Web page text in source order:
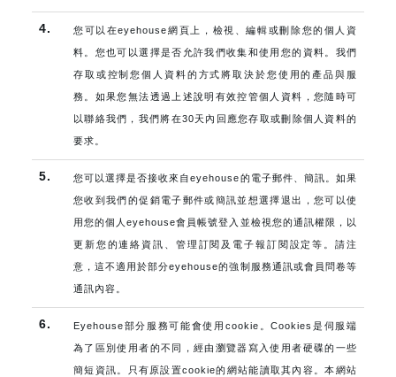
4. 您可以在eyehouse網頁上，檢視、編輯或刪除您的個人資
料。您也可以選擇是否允許我們收集和使用您的資料。我們
存取或控制您個人資料的方式將取決於您使用的產品與服
務。如果您無法透過上述說明有效控管個人資料，您隨時可
以聯絡我們，我們將在30天內回應您存取或刪除個人資料的
要求。
5. 您可以選擇是否接收來自eyehouse的電子郵件、簡訊。如果
您收到我們的促銷電子郵件或簡訊並想選擇退出，您可以使
用您的個人eyehouse會員帳號登入並檢視您的通訊權限，以
更新您的連絡資訊、管理訂閱及電子報訂閱設定等。請注
意，這不適用於部分eyehouse的強制服務通訊或會員問卷等
通訊內容。
6. Eyehouse部分服務可能會使用cookie。Cookies是伺服端
為了區別使用者的不同，經由瀏覽器寫入使用者硬碟的一些
簡短資訊。只有原設置cookie的網站能讀取其內容。本網站